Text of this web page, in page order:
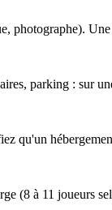
photographe).
parking : sur
qu'un
(8 à 11 joueurs